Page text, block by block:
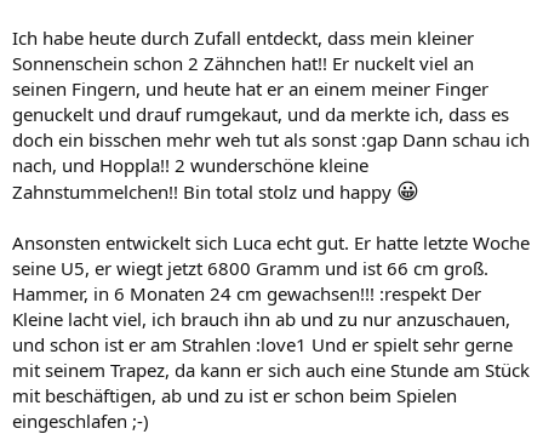
Ich habe heute durch Zufall entdeckt, dass mein kleiner
Sonnenschein schon 2 Zähnchen hat!! Er nuckelt viel an
seinen Fingern, und heute hat er an einem meiner Finger
genuckelt und drauf rumgekaut, und da merkte ich, dass es
doch ein bisschen mehr weh tut als sonst :gap Dann schau ich
nach, und Hoppla!! 2 wunderschöne kleine
Zahnstummelchen!! Bin total stolz und happy 😀
Ansonsten entwickelt sich Luca echt gut. Er hatte letzte Woche
seine U5, er wiegt jetzt 6800 Gramm und ist 66 cm groß.
Hammer, in 6 Monaten 24 cm gewachsen!!! :respekt Der
Kleine lacht viel, ich brauch ihn ab und zu nur anzuschauen,
und schon ist er am Strahlen :love1 Und er spielt sehr gerne
mit seinem Trapez, da kann er sich auch eine Stunde am Stück
mit beschäftigen, ab und zu ist er schon beim Spielen
eingeschlafen ;-)